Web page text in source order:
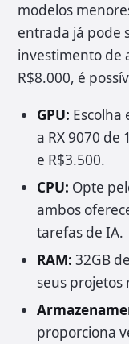
modelos
entrada já pode
investimento de
R$8.000, é
GPU: Escolha
a RX 9070 de
e R$3.500.
CPU: Opte
ambos
tarefas de IA.
RAM: 32GB
seus projetos
proporciona